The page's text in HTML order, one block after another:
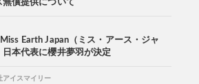
無償提供について
Earth Japan（ミス・アース・ジャ
日本代表に櫻井夢羽が決定
アイスマイリー